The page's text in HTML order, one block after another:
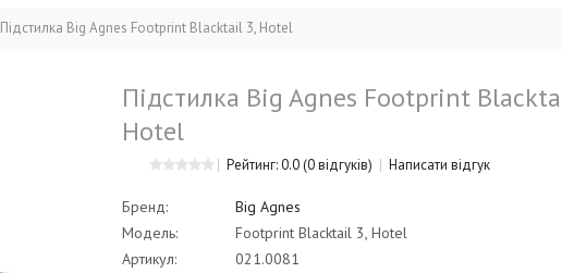
Підстилка Big Agnes Footprint Blacktail 3, Hotel
Підстилка Big Agnes Footprint
Hotel
Рейтинг: 0.0(0 відгуків) Написати відгук
Бренд:
Big Agnes
Модель:
Footprint Blacktail 3, Hotel
Артикул:
021.0081